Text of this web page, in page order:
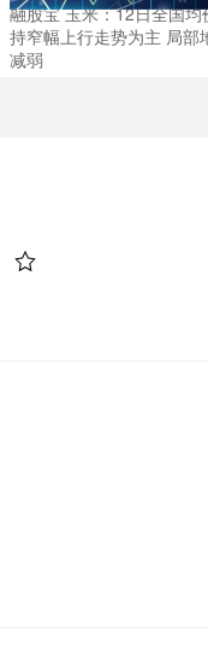
融股宝 玉米：12日全国均
持窄幅上行走势为主 局部
减弱